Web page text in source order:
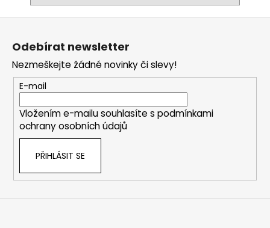
Odebírat newsletter
Nezmeškejte žádné novinky či slevy!
E-mail
Vložením e-mailu souhlasíte s podmínkami
ochrany osobních údajů
PŘIHLÁSIT SE